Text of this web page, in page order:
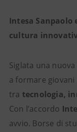
Intesa Sanpaolo
cultura
Siglata una
a formare
tra tecnologia,
Con l’accordo
avvio. Borse di